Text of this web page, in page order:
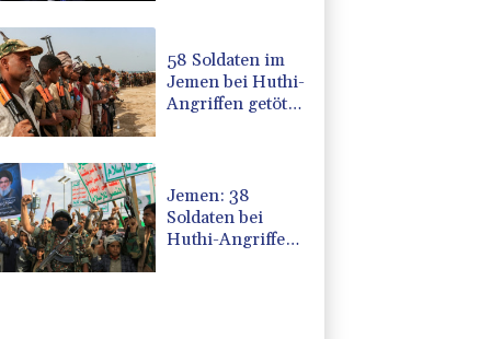
58 Soldaten im
Jemen bei Huthi-
Angriffen getötet
Jemen: 38
Soldaten bei
Huthi-Angriffen